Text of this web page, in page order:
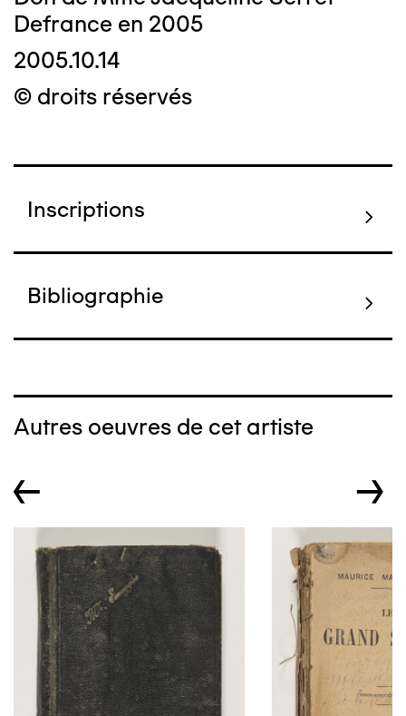
Defrance en 2005
2005.10.14
© droits réservés
Inscriptions
Bibliographie
Autres oeuvres de cet artiste
← →